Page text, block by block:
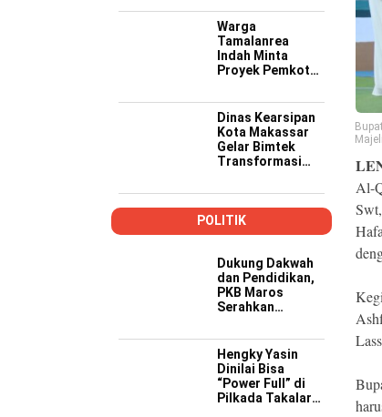
PSEL Sesuai
Regulasi
Warga
Tamalanrea
Indah Minta
Proyek Pemkot
Transparan,
Musyawarah
Berakhir dengan
Kesepakatan
Dinas Kearsipan
Kota Makassar
Gelar Bimtek
Transformasi
Yogyakarta
POLITIK
Dukung Dakwah
dan Pendidikan,
PKB Maros
Serahkan
Operasional ke
Pesantren
Hidayatullah
Hengky Yasin
Dinilai Bisa
“Power Full” di
Pilkada Takalar
Al-